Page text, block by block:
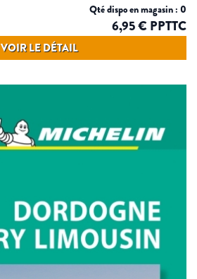
Qté dispo en magasin : 0
6,95 € PPTTC
VOIR LE DÉTAIL